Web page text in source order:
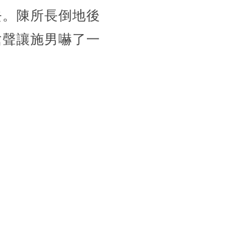
陳所長倒地後
讓施男嚇了一